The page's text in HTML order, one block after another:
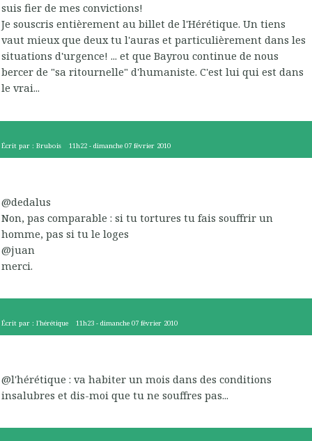
suis fier de mes convictions!
Je souscris entièrement au billet de l'Hérétique. Un tiens
vaut mieux que deux tu l'auras et particulièrement dans les
situations d'urgence! ... et que Bayrou continue de nous
bercer de "sa ritournelle" d'humaniste. C'est lui qui est dans
le vrai...
Écrit par : Brubois 11h22 -dimanche 07 février 2010
@dedalus
Non, pas comparable : si tu tortures tu fais souffrir un
homme, pas si tu le loges
@juan
merci.
Écrit par : l'hérétique 11h23 -dimanche 07 février 2010
@l'hérétique : va habiter un mois dans des conditions
insalubres et dis-moi que tu ne souffres pas...